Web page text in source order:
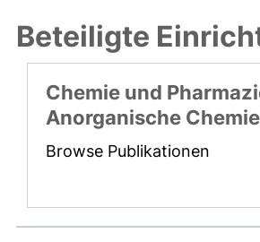
Beteiligte
Chemie und
Anorganische Chemie
Browse Publikationen